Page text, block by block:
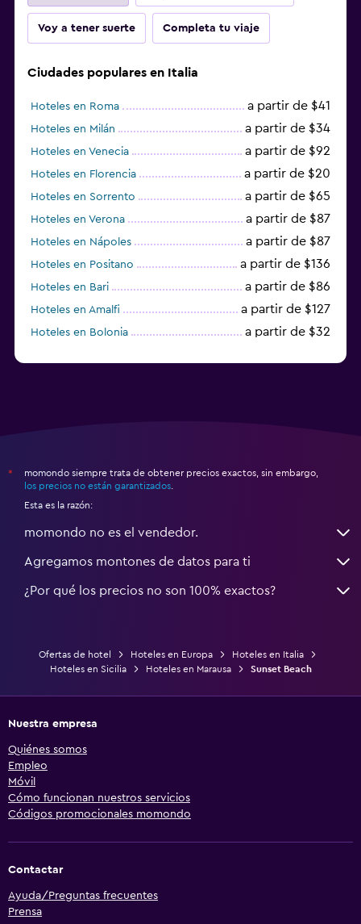
Voy a tener suerte Completa tu viaje
Ciudades populares en Italia
Hoteles en Roma a partir de $41
Hoteles en Milán a partir de $34
Hoteles en Venecia a partir de $92
Hoteles en Florencia a partir de $20
Hoteles en Sorrento a partir de $65
Hoteles en Verona a partir de $87
Hoteles en Nápoles a partir de $87
Hoteles en Positano a partir de $136
Hoteles en Bari a partir de $86
Hoteles en Amalfi a partir de $127
Hoteles en Bolonia a partir de $32
*
momondo siempre trata de obtener precios exactos, sin embargo,
los precios no están garantizados
Esta es la razón:
momondo no es el vendedor.
Agregamos montones de datos para ti
¿Por qué los precios no son 100% exactos?
Ofertas de hotel Hoteles en Europa
Hoteles en Italia
Hoteles en Sicilia
Hoteles en Marausa Sunset Beach
Nuestra empresa
Quiénes somos
Empleo
Móvil
Cómo funcionan nuestros servicios
Códigos promocionales momondo
Contactar
Ayuda/Preguntas frecuentes
Prensa